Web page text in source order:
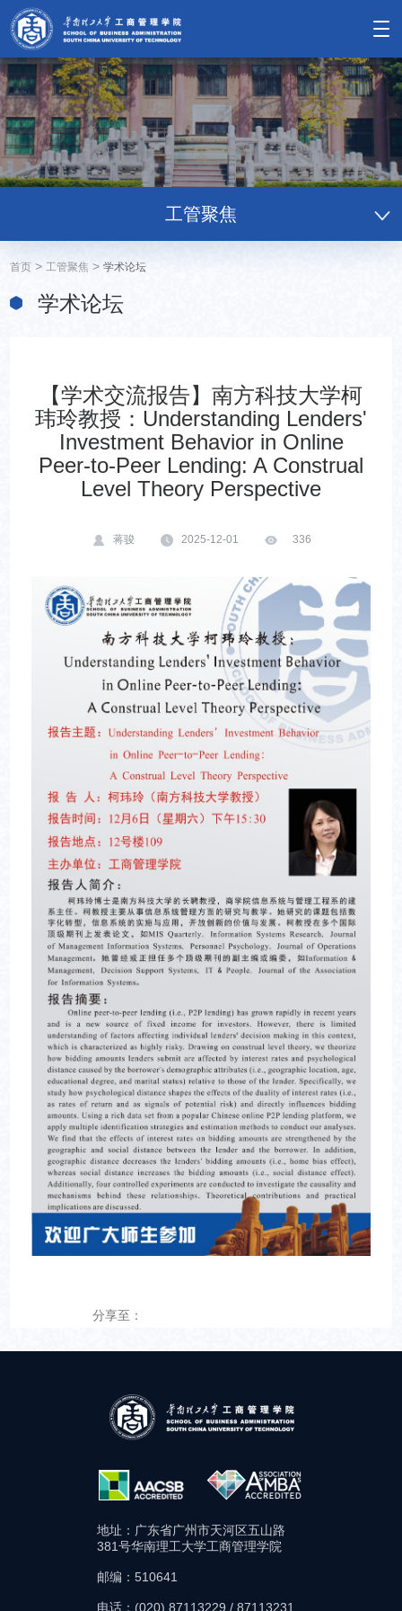
工管聚焦
首页 > 工管聚焦 >学术论坛
学术论坛
【学术交流报告】南方科技大学柯
玮玲教授：Understanding Lenders'
Investment Behavior in Online
Peer-to-Peer Lending: A Construal
Level Theory Perspective
蒋骏 2025-12-01 336
分享至：
地址：广东省广州市天河区五山路
381号华南理工大学工商管理学院
邮编：510641
电话：(020) 87113229 / 87113231